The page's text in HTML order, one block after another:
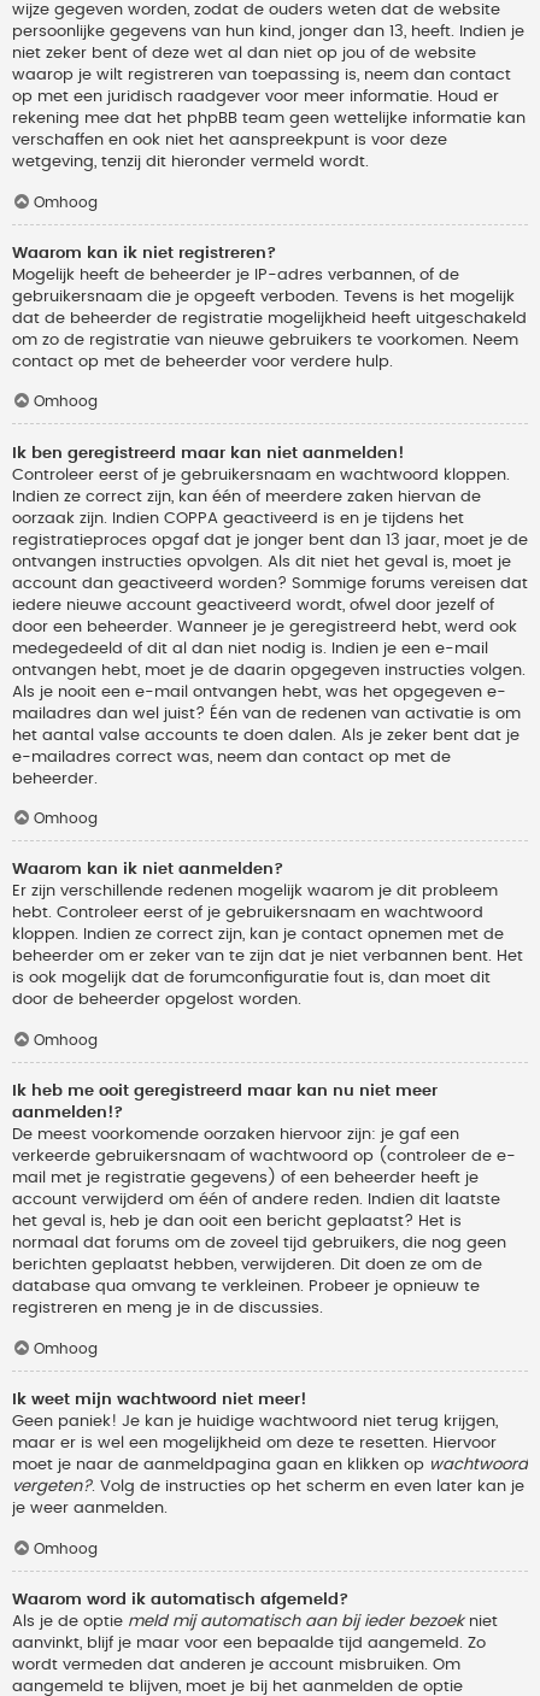
wijze gegeven worden, zodat de ouders weten dat de website
persoonlijke gegevens van hun kind, jonger dan 13, heeft. Indien je
niet zeker bent of deze wet al dan niet op jou of de website
waarop je wilt registreren van toepassing is, neem dan contact
op met een juridisch raadgever voor meer informatie. Houd er
rekening mee dat het phpBB team geen wettelijke informatie kan
verschaffen en ook niet het aanspreekpunt is voor deze
wetgeving, tenzij dit hieronder vermeld wordt.
Omhoog
Waarom kan ik niet registreren?
Mogelijk heeft de beheerder je IP-adres verbannen, of de
gebruikersnaam die je opgeeft verboden. Tevens is het mogelijk
dat de beheerder de registratie mogelijkheid heeft uitgeschakeld
om zo de registratie van nieuwe gebruikers te voorkomen. Neem
contact op met de beheerder voor verdere hulp.
Omhoog
Ik ben geregistreerd maar kan niet aanmelden!
Controleer eerst of je gebruikersnaam en wachtwoord kloppen.
Indien ze correct zijn, kan één of meerdere zaken hiervan de
oorzaak zijn. Indien COPPA geactiveerd is en je tijdens het
registratieproces opgaf dat je jonger bent dan 13 jaar, moet je de
ontvangen instructies opvolgen. Als dit niet het geval is, moet je
account dan geactiveerd worden? Sommige forums vereisen dat
iedere nieuwe account geactiveerd wordt, ofwel door jezelf of
door een beheerder. Wanneer je je geregistreerd hebt, werd ook
medegedeeld of dit al dan niet nodig is. Indien je een e-mail
ontvangen hebt, moet je de daarin opgegeven instructies volgen.
Als je nooit een e-mail ontvangen hebt, was het opgegeven e-
mailadres dan wel juist? Één van de redenen van activatie is om
het aantal valse accounts te doen dalen. Als je zeker bent dat je
e-mailadres correct was, neem dan contact op met de
beheerder.
Omhoog
Waarom kan ik niet aanmelden?
Er zijn verschillende redenen mogelijk waarom je dit probleem
hebt. Controleer eerst of je gebruikersnaam en wachtwoord
kloppen. Indien ze correct zijn, kan je contact opnemen met de
beheerder om er zeker van te zijn dat je niet verbannen bent. Het
is ook mogelijk dat de forumconfiguratie fout is, dan moet dit
door de beheerder opgelost worden.
Omhoog
Ik heb me ooit geregistreerd maar kan nu niet meer
aanmelden!?
De meest voorkomende oorzaken hiervoor zijn: je gaf een
verkeerde gebruikersnaam of wachtwoord op (controleer de e-
mail met je registratie gegevens) of een beheerder heeft je
account verwijderd om één of andere reden. Indien dit laatste
het geval is, heb je dan ooit een bericht geplaatst? Het is
normaal dat forums om de zoveel tijd gebruikers, die nog geen
berichten geplaatst hebben, verwijderen. Dit doen ze om de
database qua omvang te verkleinen. Probeer je opnieuw te
registreren en meng je in de discussies.
Omhoog
Ik weet mijn wachtwoord niet meer!
Geen paniek! Je kan je huidige wachtwoord niet terug krijgen,
maar er is wel een mogelijkheid om deze te resetten. Hiervoor
moet je naar de aanmeldpagina gaan en klikken op wachtwoord
vergeten?. Volg de instructies op het scherm en even later kan je
je weer aanmelden.
Omhoog
Waarom word ik automatisch afgemeld?
Als je de optie meld mij automatisch aan bij ieder bezoekniet
aanvinkt, blijf je maar voor een bepaalde tijd aangemeld. Zo
wordt vermeden dat anderen je account misbruiken. Om
aangemeld te blijven, moet je bij het aanmelden de optie